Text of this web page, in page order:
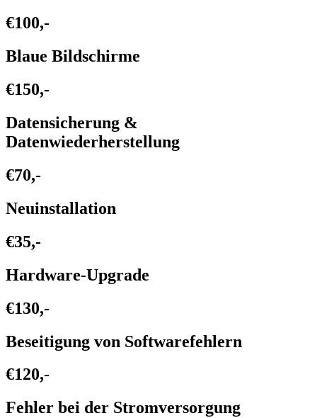
€100,-
Blaue Bildschirme
€150,-
Datensicherung &
Datenwiederherstellung
€70,-
Neuinstallation
€35,-
Hardware-Upgrade
€130,-
Beseitigung von Softwarefehlern
€120,-
Fehler bei der Stromversorgung